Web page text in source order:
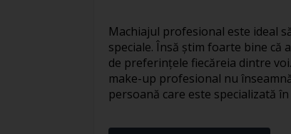
Machiajul profesional este ideal
speciale. Însă știm foarte bine că
de preferințele fiecăreia dintre
make-up profesional nu
persoană care este specializată în